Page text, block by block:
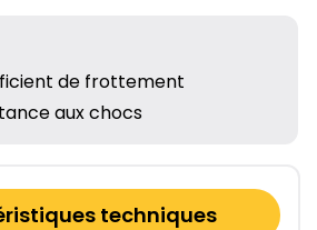
de frottement
aux chocs
techniques